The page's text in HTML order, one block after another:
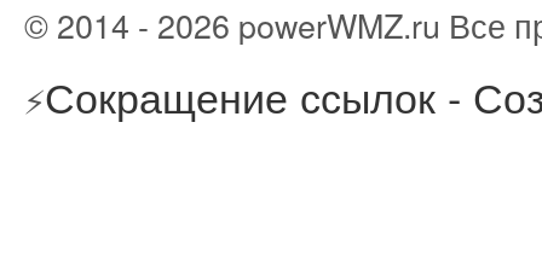
© 2014 - 2026 powerWMZ.ru Все
⚡Сокращение ссылок -